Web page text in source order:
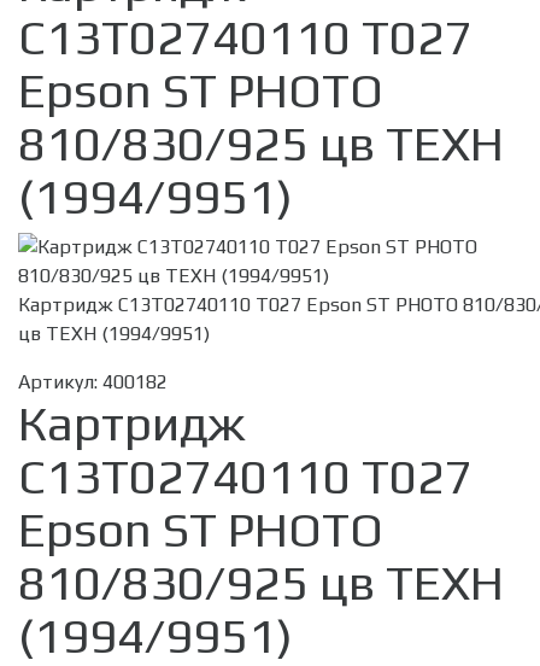
C13T02740110 T027
Epson ST PHOTO
810/830/925 цв ТЕХН
(1994/9951)
Картридж C13T02740110 T027 Epson ST PHOTO 810/
цв ТЕХН (1994/9951)
Артикул: 400182
Картридж
C13T02740110 T027
Epson ST PHOTO
810/830/925 цв ТЕХН
(1994/9951)